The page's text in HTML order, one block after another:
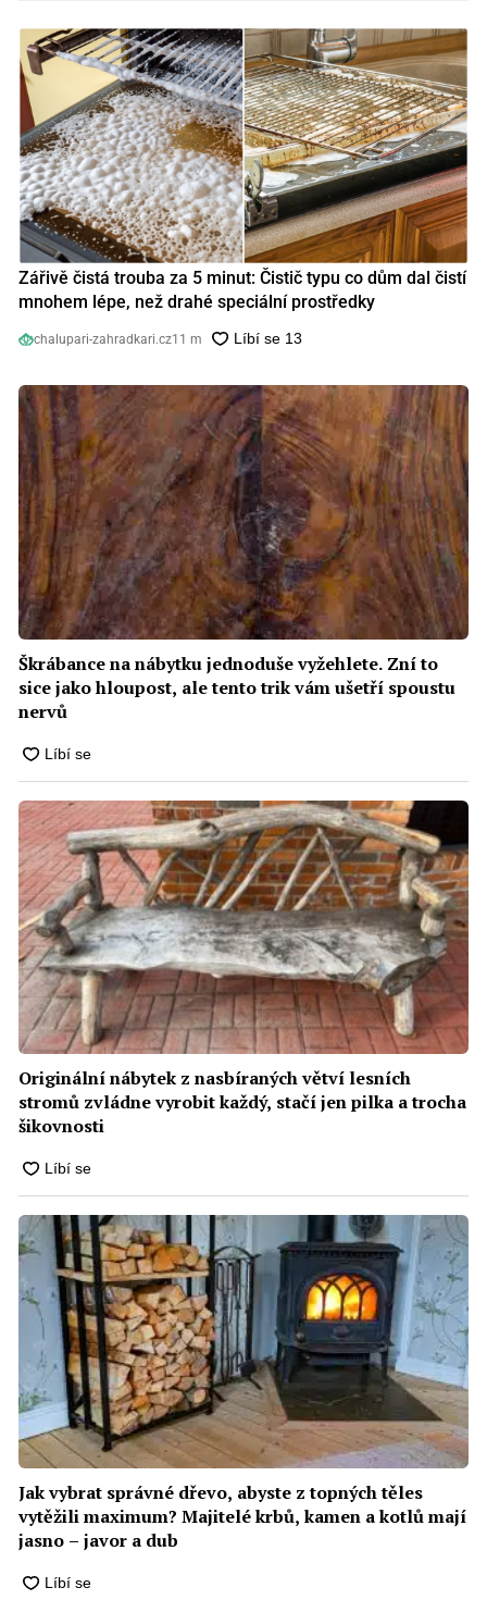
Zářivě čistá trouba za 5 minut: Čistič typu co dům dal čistí
mnohem lépe, než drahé speciální prostředky
chalupari-zahradkari.cz11 m
Škrábance na nábytku jednoduše vyžehlete. Zní to
sice jako hloupost, ale tento trik vám ušetří spoustu
nervů
Originální nábytek z nasbíraných větví lesních
stromů zvládne vyrobit každý, stačí jen pilka a trocha
šikovnosti
Jak vybrat správné dřevo, abyste z topných těles
vytěžili maximum? Majitelé krbů, kamen a kotlů mají
jasno – javor a dub